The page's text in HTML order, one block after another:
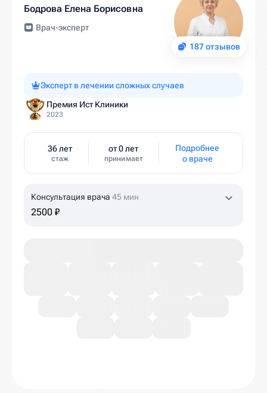
187 отзывов
Бодрова Елена Борисовна
Врач-эксперт
Эксперт в лечении сложных случаев
Премия Ист Клиники
2023
36 лет
стаж
от 0 лет
принимает
Подробнее
о враче
Консультация врача 45 мин
2500 ₽